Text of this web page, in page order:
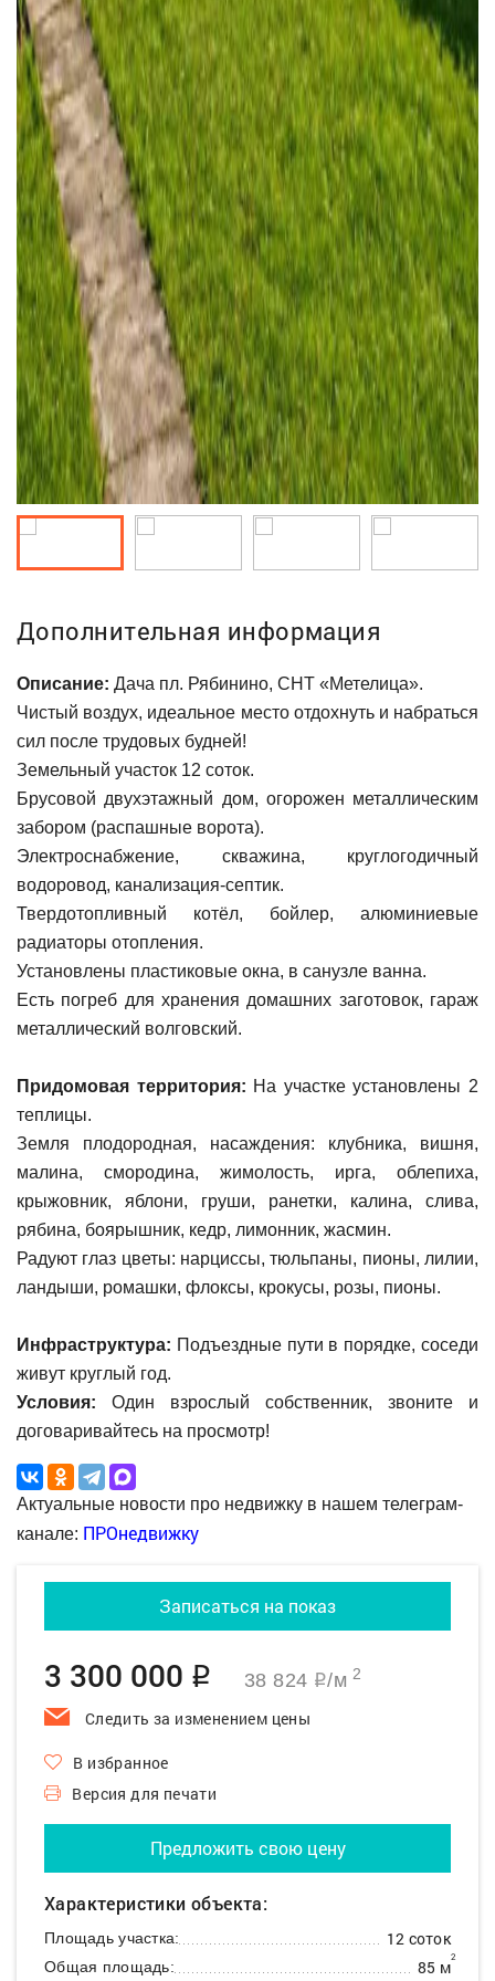
Дополнительная информация
Описание: Дача пл. Рябинино, СНТ «Метелица».
Чистый воздух, идеальное место отдохнуть и набраться
сил после трудовых будней!
Земельный участок 12 соток.
Брусовой двухэтажный дом, огорожен металлическим
забором (распашные ворота).
Электроснабжение, скважина, круглогодичный
водоровод, канализация-септик.
Твердотопливный котёл, бойлер, алюминиевые
радиаторы отопления.
Установлены пластиковые окна, в санузле ванна.
Есть погреб для хранения домашних заготовок, гараж
металлический волговский.
Придомовая территория: На участке установлены 2
теплицы.
Земля плодородная, насаждения: клубника, вишня,
малина, смородина, жимолость, ирга, облепиха,
крыжовник, яблони, груши, ранетки, калина, слива,
рябина, боярышник, кедр, лимонник, жасмин.
Радуют глаз цветы: нарциссы, тюльпаны, пионы, лилии,
ландыши, ромашки, флоксы, крокусы, розы, пионы.
Инфраструктура: Подъездные пути в порядке, соседи
живут круглый год.
Условия: Один взрослый собственник, звоните и
договаривайтесь на просмотр!
Актуальные новости про недвижку в нашем телеграм-
канале: ПРОнедвижку
Записаться на показ
3 300 000 q 38 824 q/м2
Следить за изменением цены
В избранное
Версия для печати
Предложить свою цену
Характеристики объекта:
Площадь участка: 12 соток
Общая площадь: 85 м2